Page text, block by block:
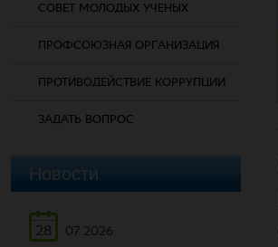
СОВЕТ МОЛОДЫХ УЧЕНЫХ
ПРОФСОЮЗНАЯ ОРГАНИЗАЦИЯ
ПРОТИВОДЕЙСТВИЕ КОРРУПЦИИ
ЗАДАТЬ ВОПРОС
Новости
28
07.2026